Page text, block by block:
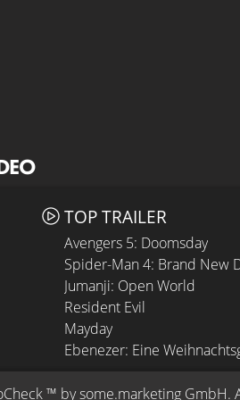
TOP TRAILER
Avengers 5: Doomsday
Spider-Man 4: Brand New
Jumanji: Open World
Resident Evil
Mayday
Ebenezer: Eine
™ by some.marketing GmbH.